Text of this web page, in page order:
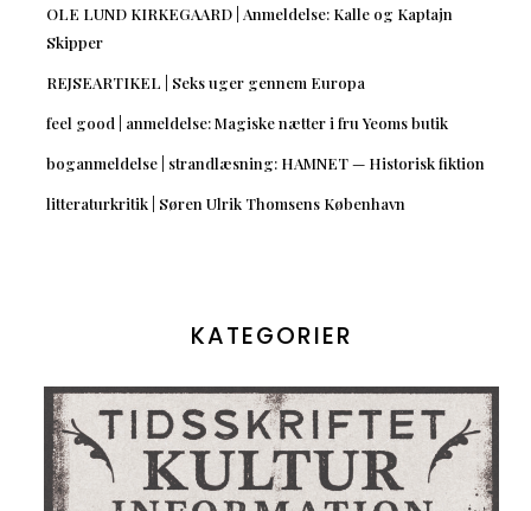
OLE LUND KIRKEGAARD | Anmeldelse: Kalle og Kaptajn
Skipper
REJSEARTIKEL | Seks uger gennem Europa
feel good | anmeldelse: Magiske nætter i fru Yeoms butik
boganmeldelse | strandlæsning: HAMNET — Historisk fiktion
litteraturkritik | Søren Ulrik Thomsens København
KATEGORIER